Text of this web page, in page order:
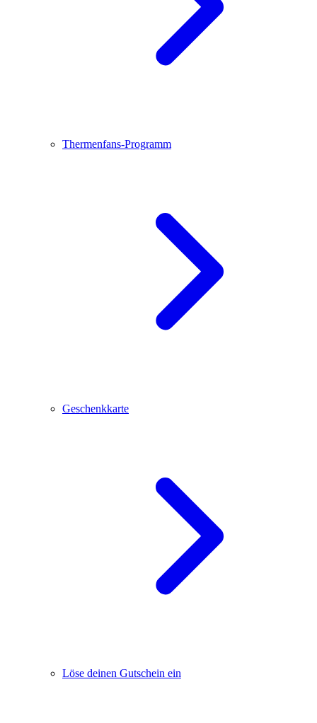
Thermenfans-Programm
Geschenkkarte
Löse deinen Gutschein ein